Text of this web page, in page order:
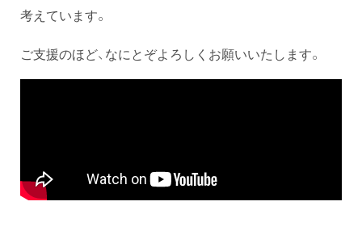
考えています。
ご支援のほど、なにとぞよろしくお願いいたします。